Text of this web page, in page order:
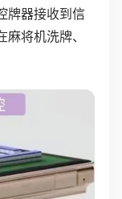
牌器接收到信
将机洗牌、